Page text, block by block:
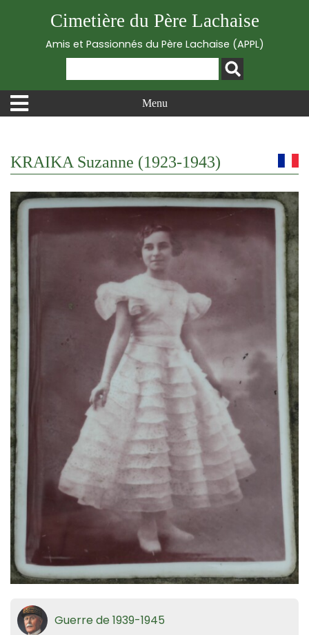
Cimetière du Père Lachaise
Amis et Passionnés du Père Lachaise (APPL)
Menu
KRAIKA Suzanne (1923-1943)
Guerre de 1939-1945